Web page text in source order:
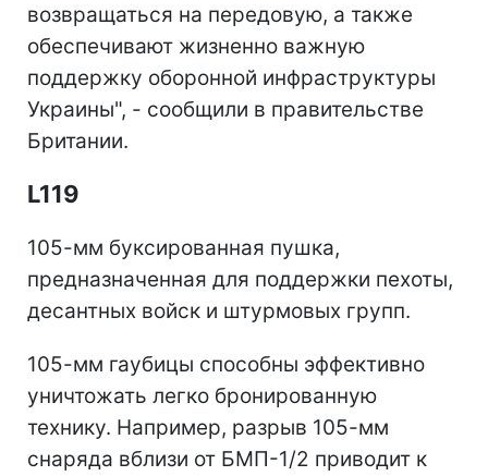
возвращаться на передовую, а также
обеспечивают жизненно важную
поддержку оборонной инфраструктуры
Украины", - сообщили в правительстве
Британии.
L119
105-мм буксированная пушка,
предназначенная для поддержки пехоты,
десантных войск и штурмовых групп.
105-мм гаубицы способны эффективно
уничтожать легко бронированную
технику. Например, разрыв 105-мм
снаряда вблизи от БМП-1/2 приводит к